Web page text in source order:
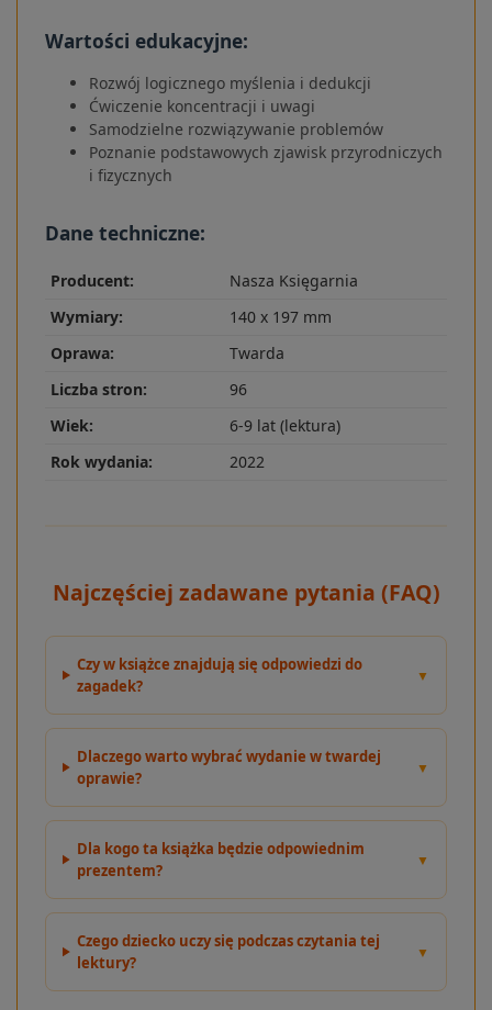
Wartości edukacyjne:
Rozwój logicznego myślenia i dedukcji
Ćwiczenie koncentracji i uwagi
Samodzielne rozwiązywanie problemów
Poznanie podstawowych zjawisk przyrodniczych
i fizycznych
Dane techniczne:
Producent:
Nasza Księgarnia
Wymiary:
140 x 197 mm
Oprawa:
Twarda
Liczba stron:
96
Wiek:
6-9 lat (lektura)
Rok wydania:
2022
Najczęściej zadawane pytania (FAQ)
Czy w książce znajdują się odpowiedzi do
zagadek?
▼
Dlaczego warto wybrać wydanie w twardej
oprawie?
▼
Dla kogo ta książka będzie odpowiednim
prezentem?
▼
Czego dziecko uczy się podczas czytania tej
lektury?
▼